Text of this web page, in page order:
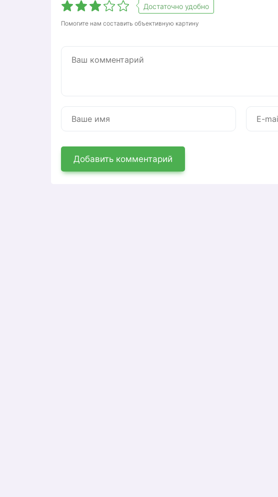
Достаточно удобно
Помогите нам составить объективную картину
Добавить комментарий